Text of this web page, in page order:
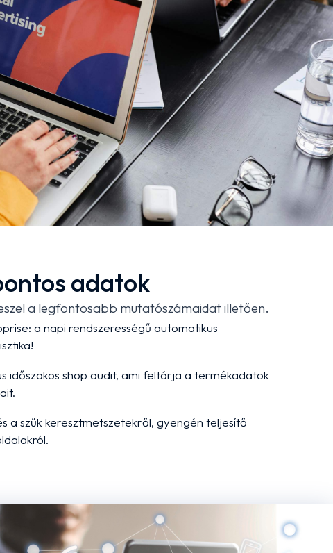
adatok
a legfontosabb mutatószámaidat illetően.
a napi rendszerességű automatikus
időszakos shop audit, ami feltárja a termékadatok
a szűk keresztmetszetekről, gyengén teljesítő